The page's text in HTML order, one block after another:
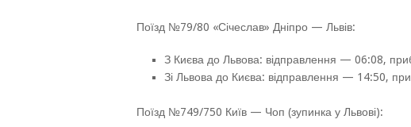
Поїзд №79/80 «Січеслав» Дніпро — Львів:
З Києва до Львова: відправлення — 06:08,
Зі Львова до Києва: відправлення — 14:50,
Поїзд №749/750 Київ — Чоп (зупинка у Львові):